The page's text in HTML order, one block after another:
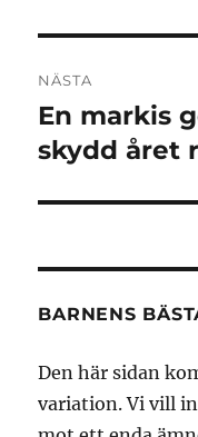
NÄSTA
Nästa
inlägg:
En markis
skydd året
BARNENS
Den här sidan
variation. Vi vill